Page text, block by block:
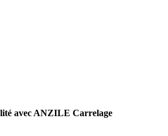
avec ANZILE Carrelage